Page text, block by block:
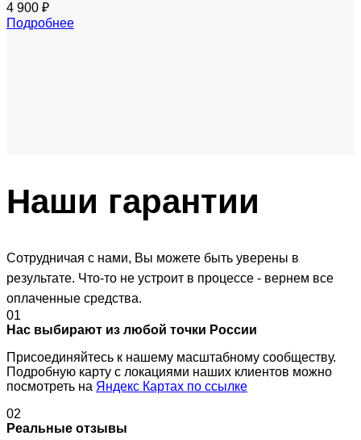
4 900 ₽
Подробнее
Наши гарантии
Сотрудничая с нами, Вы можете быть уверены в
результате. Что-то не устроит в процессе - вернем все
оплаченные средства.
01
Нас выбирают из любой точки России
Присоединяйтесь к нашему масштабному сообществу.
Подробную карту с локациями наших клиентов можно
посмотреть на Яндекс Картах по ссылке
02
Реальные отзывы